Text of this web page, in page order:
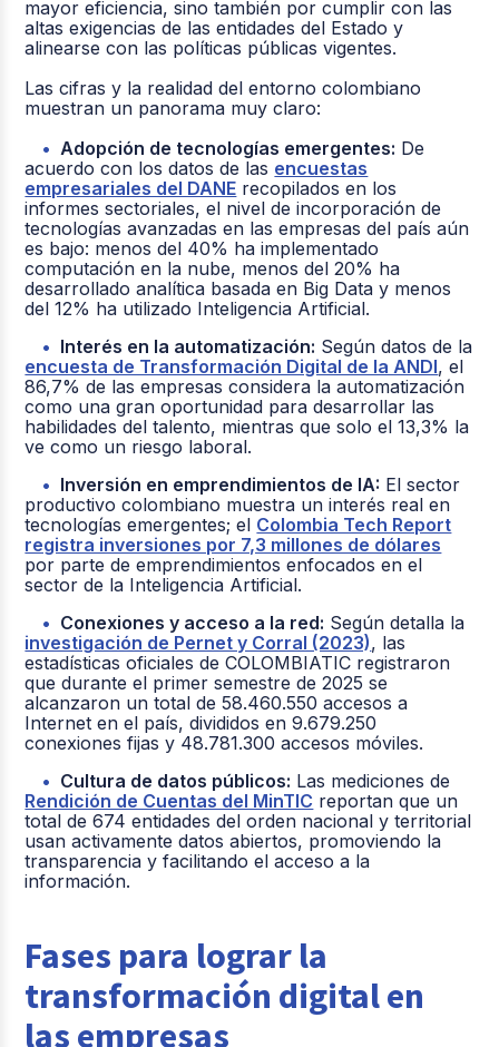
mayor eficiencia, sino también por cumplir con las
altas exigencias de las entidades del Estado y
alinearse con las políticas públicas vigentes.
Las cifras y la realidad del entorno colombiano
muestran un panorama muy claro:
Adopción de tecnologías emergentes: De
acuerdo con los datos de las encuestas
empresariales del DANE recopilados en los
informes sectoriales, el nivel de incorporación de
tecnologías avanzadas en las empresas del país aún
es bajo: menos del 40% ha implementado
computación en la nube, menos del 20% ha
desarrollado analítica basada en Big Data y menos
del 12% ha utilizado Inteligencia Artificial.
Interés en la automatización: Según datos de la
encuesta de Transformación Digital de la ANDI, el
86,7% de las empresas considera la automatización
como una gran oportunidad para desarrollar las
habilidades del talento, mientras que solo el 13,3% la
ve como un riesgo laboral.
Inversión en emprendimientos de IA: El sector
productivo colombiano muestra un interés real en
tecnologías emergentes; el Colombia Tech Report
registra inversiones por 7,3 millones de dólares
por parte de emprendimientos enfocados en el
sector de la Inteligencia Artificial.
Conexiones y acceso a la red: Según detalla la
investigación de Pernet y Corral (2023), las
estadísticas oficiales de COLOMBIATIC registraron
que durante el primer semestre de 2025 se
alcanzaron un total de 58.460.550 accesos a
Internet en el país, divididos en 9.679.250
conexiones fijas y 48.781.300 accesos móviles.
Cultura de datos públicos: Las mediciones de
Rendición de Cuentas del MinTIC reportan que un
total de 674 entidades del orden nacional y territorial
usan activamente datos abiertos, promoviendo la
transparencia y facilitando el acceso a la
información.
Fases para lograr la
transformación digital en
las empresas